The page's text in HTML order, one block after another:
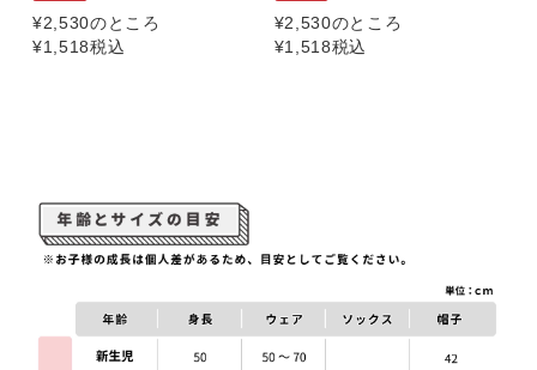
¥2,530のところ
¥1,518税込
¥2,530のところ
¥1,518税込